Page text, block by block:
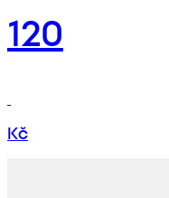
120
Kč